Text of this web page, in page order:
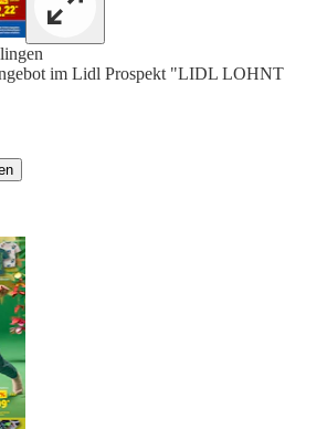
im Lidl Prospekt "LIDL LOHNT